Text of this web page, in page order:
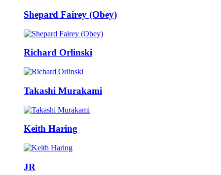
Shepard Fairey (Obey)
Richard Orlinski
Takashi Murakami
Keith Haring
JR